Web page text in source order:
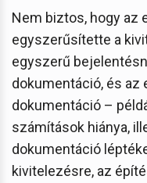
Nem biztos, hogy az
egyszerűsítette a
egyszerű
dokumentáció, és
dokumentáció –
számítások hiánya,
dokumentáció
kivitelezésre, az